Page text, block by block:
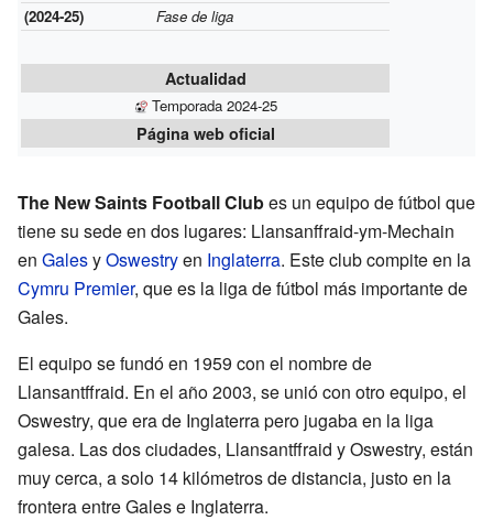
(2024-25)
Fase de liga
Actualidad
Temporada 2024-25
Página web oficial
The New Saints Football Clubes un equipo de fútbol que
tiene su sede en dos lugares: Llansanffraid-ym-Mechain
en GalesyOswestryen Inglaterra. Este club compite en la
Cymru Premier, que es la liga de fútbol más importante de
Gales.
El equipo se fundó en 1959 con el nombre de
Llansantffraid. En el año 2003, se unió con otro equipo, el
Oswestry, que era de Inglaterra pero jugaba en la liga
galesa. Las dos ciudades, Llansantffraid y Oswestry, están
muy cerca, a solo 14 kilómetros de distancia, justo en la
frontera entre Gales e Inglaterra.